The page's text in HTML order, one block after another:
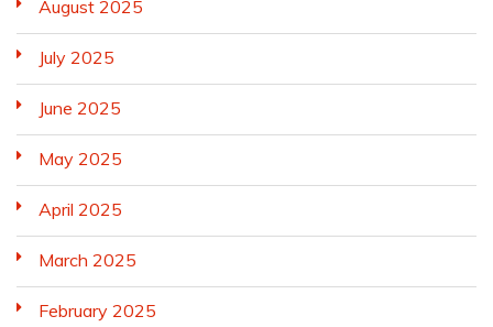
August 2025
July 2025
June 2025
May 2025
April 2025
March 2025
February 2025